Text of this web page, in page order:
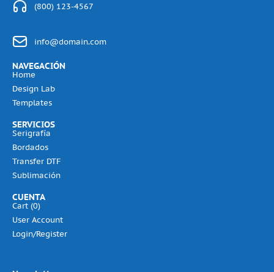
(800) 123-4567
info@domain.com
NAVEGACIÓN
Home
Design Lab
Templates
SERVICIOS
Serigrafía
Bordados
Transfer DTF
Sublimación
CUENTA
Cart (0)
User Account
Login/Register